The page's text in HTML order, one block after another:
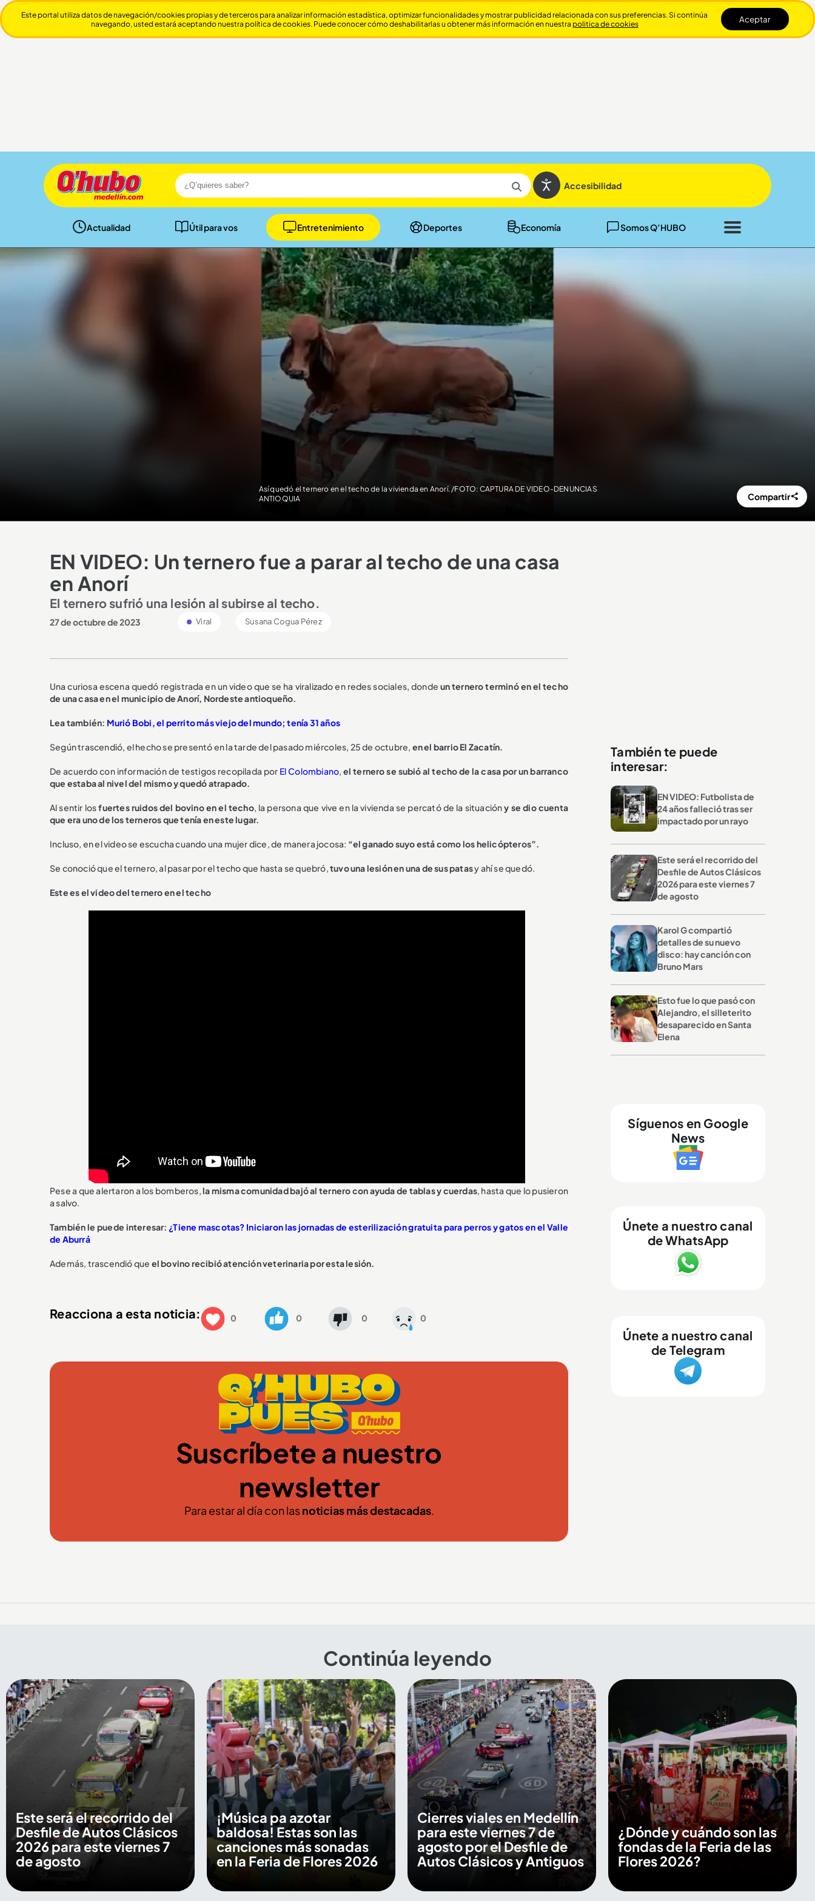
Accesibilidad
Actualidad Útil para vos Entretenimiento Deportes Economía Somos Q’HUBO
Cerrar
Así quedó el ternero en el techo de la vivienda en Anorí. /FOTO: CAPTURA DE VIDEO-DENUNCIAS
ANTIOQUIA
Compartir
EN VIDEO: Un ternero fue a parar al techo de una casa
en Anorí
El ternero sufrió una lesión al subirse al techo.
27 de octubre de 2023 Viral Susana Cogua Pérez
Una curiosa escena quedó registrada en un video que se ha viralizado en redes sociales, donde un ternero terminó en el techo
de una casa en el municipio de Anorí, Nordeste antioqueño.
Lea también: Murió Bobi, el perrito más viejo del mundo; tenía 31 años
Según trascendió, el hecho se presentó en la tarde del pasado miércoles, 25 de octubre, en el barrio El Zacatín.
De acuerdo con información de testigos recopilada por El Colombiano, el ternero se subió al techo de la casa por un barranco
que estaba al nivel del mismo y quedó atrapado.
Al sentir losfuertes ruidos del bovino en el techo, la persona que vive en la vivienda se percató de la situacióny se dio cuenta
que era uno de los terneros que tenía en este lugar.
Incluso, en el video se escucha cuando una mujer dice, de manera jocosa: “el ganado suyo está como los helicópteros”.
Se conoció que el ternero, al pasar por el techo que hasta se quebró,tuvo una lesión en una de sus patasy ahí se quedó.
Este es el video del ternero en el techo
Pese a que alertaron a los bomberos,la misma comunidad bajó al ternero con ayuda de tablas y cuerdas, hasta que lo pusieron
a salvo.
También le puede interesar: ¿Tiene mascotas? Iniciaron las jornadas de esterilización gratuita para perros y gatos en el Valle
de Aburrá
Además, trascendió que el bovino recibió atención veterinaria por esta lesión.
Reacciona a esta noticia: 0 0 0 0
Suscríbete a nuestro
newsletter
Para estar al día con lasnoticias más destacadas.
También te puede
interesar:
EN VIDEO: Futbolista de
24 años falleció tras ser
impactado por un rayo
Este será el recorrido del
Desfile de Autos Clásicos
2026 para este viernes 7
de agosto
Karol G compartió
detalles de su nuevo
disco: hay canción con
Bruno Mars
Esto fue lo que pasó con
Alejandro, el silleterito
desaparecido en Santa
Elena
Síguenos en Google
News
Únete a nuestro canal
de WhatsApp
Únete a nuestro canal
de Telegram
Continúa leyendo
Este será el recorrido del
Desfile de Autos Clásicos
2026 para este viernes 7
de agosto
¡Música pa azotar
baldosa! Estas son las
canciones más sonadas
en la Feria de Flores 2026
Cierres viales en Medellín
para este viernes 7 de
agosto por el Desfile de
Autos Clásicos y Antiguos
¿Dónde y cuándo son las
fondas de la Feria de las
Flores 2026?
Este portal utiliza datos de navegación/cookies propias y de terceros para analizar información estadística, optimizar funcionalidades y mostrar publicidad relacionada con sus preferencias. Si continúa
navegando, usted estará aceptando nuestra política de cookies. Puede conocer cómo deshabilitarlas u obtener más información en nuestra politica de cookies Aceptar